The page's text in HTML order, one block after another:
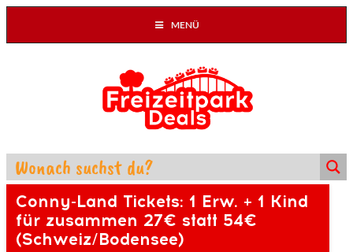
MENÜ
Conny-Land Tickets: 1 Erw. + 1 Kind
für zusammen 27€ statt 54€
(Schweiz/Bodensee)